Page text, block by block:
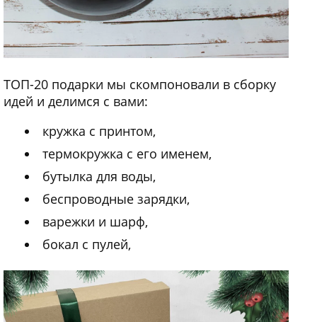
ТОП-20 подарки мы скомпоновали в сборку
идей и делимся с вами:
кружка с принтом,
термокружка с его именем,
бутылка для воды,
беспроводные зарядки,
варежки и шарф,
бокал с пулей,